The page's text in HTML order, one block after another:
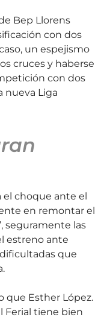
Bep Llorens
con dos
un espejismo
cruces y haberse
con dos
nueva Liga
el choque ante el
en remontar el
seguramente las
estreno ante
que
que Esther López.
Ferial tiene bien